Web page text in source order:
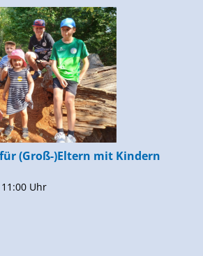
(Groß-)Eltern mit Kindern
Uhr